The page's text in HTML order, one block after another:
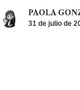
PAOLA
31 de julio de